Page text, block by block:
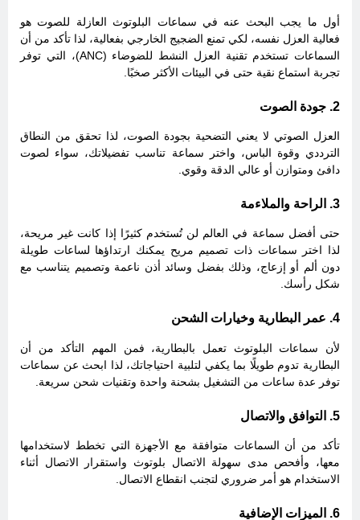
أول ما يجب البحث عنه في سماعات البلوتوث العازلة للصوت هو
فعالية العزل نفسه، لكي تمنع الضجيج الخارجي بفعالية، لذا تأكد من أن
السماعات تستخدم تقنية العزل النشط للضوضاء (ANC)، التي توفر
تجربة استماع نقية حتى في البيئات الأكثر صخبًا.
2. جودة الصوت
العزل الصوتي لا يعني التضحية بجودة الصوت، لذا تحقق من النطاق
الترددي وقوة الباس، واختر سماعة تناسب تفضيلاتك، سواء لصوت
دافئ ومتوازن أو عالي الدقة وقوي.
3. الراحة والملاءمة
حتى أفضل سماعة في العالم لن تُستخدم كثيرًا إذا كانت غير مريحة،
لذا اختر سماعات ذات تصميم مريح يمكنك ارتداؤها لساعات طويلة
دون ألم أو إزعاج، وذلك بفضل وسائد أذن ناعمة وتصميم يتناسب مع
شكل رأسك.
4. عمر البطارية وخيارات الشحن
لأن سماعات البلوتوث تعمل بالبطارية، فمن المهم التأكد من أن
البطارية تدوم طويلًا بما يكفي لتلبية احتياجاتك، لذا ابحث عن سماعات
توفر عدة ساعات من التشغيل بشحنة واحدة وتقنيات شحن سريعة.
5. التوافق والاتصال
تأكد من أن السماعات متوافقة مع الأجهزة التي تخطط لاستخدامها
معها، وأفحص مدى سهولة الاتصال بلوتوث واستقرار الاتصال أثناء
الاستخدام هو أمر ضروري لتجنب انقطاع الاتصال.
6. الميزات الإضافية